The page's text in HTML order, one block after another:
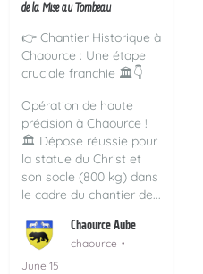
de la Mise au Tombeau
👉 Chantier Historique à
Chaource : Une étape
cruciale franchie 🏛️👇
Opération de haute
précision à Chaource !
🏛️ Dépose réussie pour
la statue du Christ et
son socle (800 kg) dans
le cadre du chantier de...
Chaource Aube
chaource
June 15